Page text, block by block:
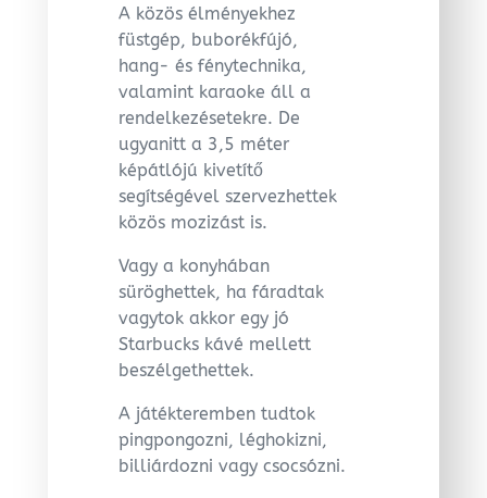
A közös élményekhez
füstgép, buborékfújó,
hang- és fénytechnika,
valamint karaoke áll a
rendelkezésetekre. De
ugyanitt a 3,5 méter
képátlójú kivetítő
segítségével szervezhettek
közös mozizást is.
Vagy a konyhában
süröghettek, ha fáradtak
vagytok akkor egy jó
Starbucks kávé mellett
beszélgethettek.
A játékteremben tudtok
pingpongozni, léghokizni,
billiárdozni vagy csocsózni.